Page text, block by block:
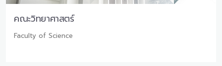
คณะวิทยาศาสตร์
Faculty of Science